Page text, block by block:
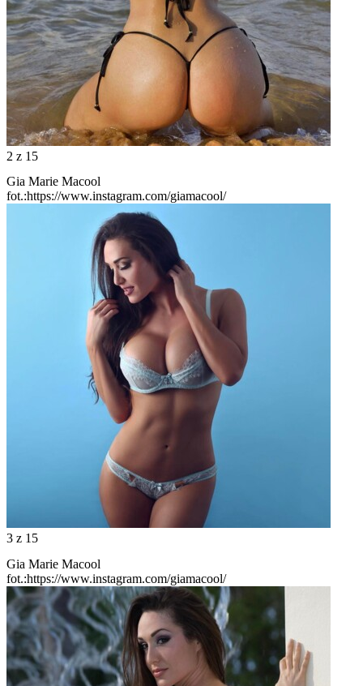
2 z 15
Gia Marie Macool
fot.:https://www.instagram.com/giamacool/
3 z 15
Gia Marie Macool
fot.:https://www.instagram.com/giamacool/